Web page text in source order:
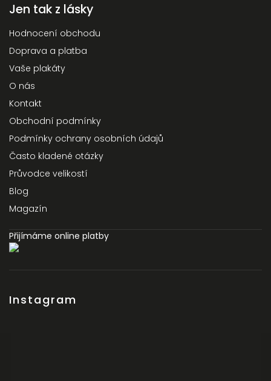
Jen tak z lásky
Hodnocení obchodu
Doprava a platba
Vaše plakáty
O nás
Kontakt
Obchodní podmínky
Podmínky ochrany osobních údajů
Často kladené otázky
Průvodce velikostí
Blog
Magazín
Přijímáme online platby
Instagram